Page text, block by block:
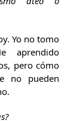
Yo no tomo
aprendido
pero cómo
no pueden